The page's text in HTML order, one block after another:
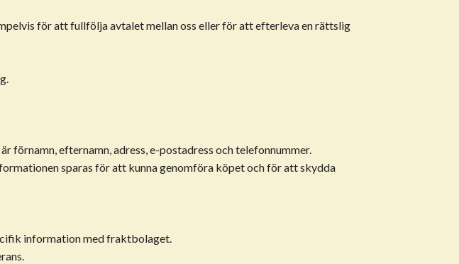
för att fullfölja avtalet mellan oss eller för att efterleva en rättslig
förnamn, efternamn, adress, e-postadress och telefonnummer.
sparas för att kunna genomföra köpet och för att skydda
information med fraktbolaget.